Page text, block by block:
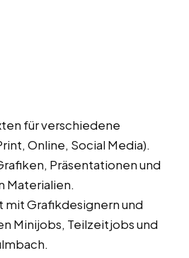
für verschiedene
Online, Social Media).
Präsentationen und
Materialien.
mit Grafikdesignern und
Minijobs, Teilzeitjobs und